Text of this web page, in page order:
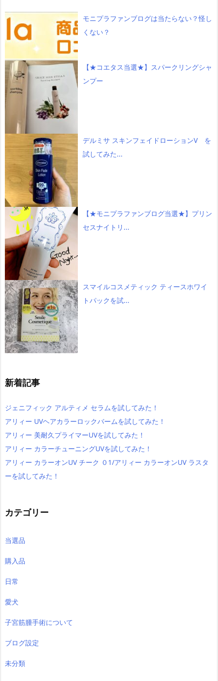
モニプラファンブログは当たらない？怪し
くない？
【★コエタス当選★】スパークリングシャ
ンプー
デルミサ スキンフェイドローションV を
試してみた...
【★モニプラファンブログ当選★】プリン
セスナイトリ...
スマイルコスメティック ティースホワイ
トパックを試...
新着記事
ジェニフィック アルティメ セラムを試してみた！
アリィー UVヘアカラーロックバームを試してみた！
アリィー 美耐久プライマーUVを試してみた！
アリィー カラーチューニングUVを試してみた！
アリィー カラーオンUV チーク ０1/アリィー カラーオンUV ラスタ
ーを試してみた！
カテゴリー
当選品
購入品
日常
愛犬
子宮筋腫手術について
ブログ設定
未分類